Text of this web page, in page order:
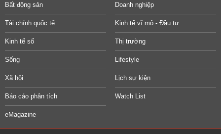
Bất động sản Doanh nghiệp
Tài chính quốc tế Kinh tế vĩ mô - Đầu tư
Kinh tế số Thị trường
Sống Lifestyle
Xã hội Lịch sự kiện
Báo cáo phân tích Watch List
eMagazine